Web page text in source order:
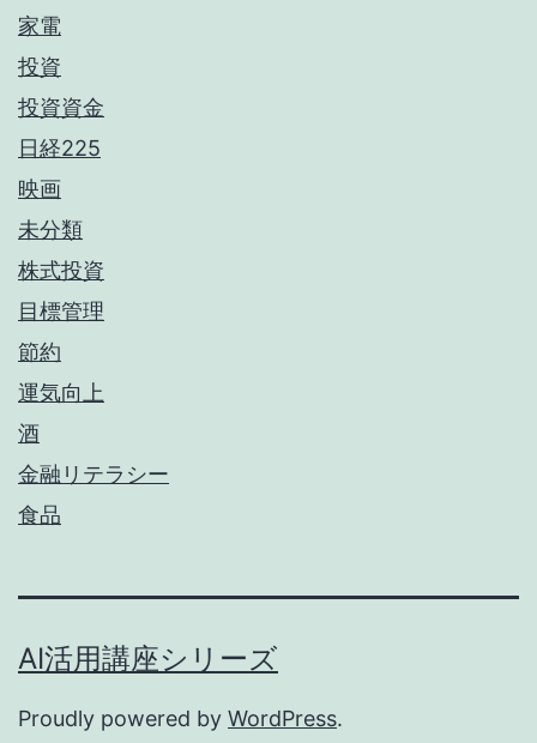
家電
投資
投資資金
日経225
映画
未分類
株式投資
目標管理
節約
運気向上
酒
金融リテラシー
食品
AI活用講座シリーズ
Proudly powered by WordPress.